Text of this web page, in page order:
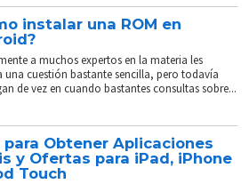
instalar una ROM en
a muchos expertos en la materia les
una cuestión bastante sencilla, pero todavía
de vez en cuando bastantes consultas sobre...
para Obtener Aplicaciones
y Ofertas para iPad, iPhone
Touch